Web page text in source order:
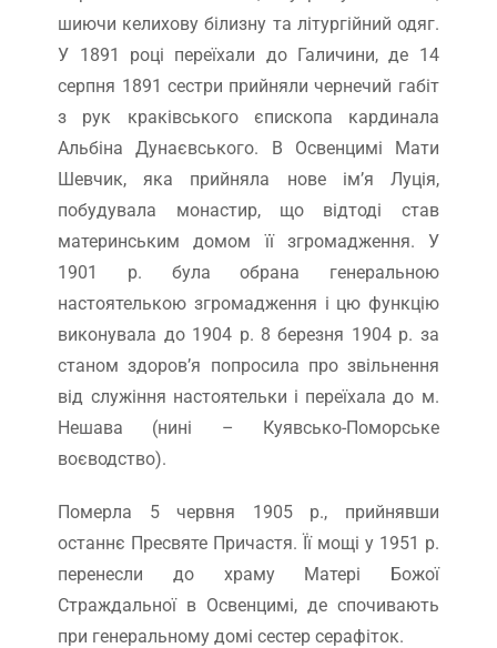
шиючи келихову білизну та літургійний одяг.
У 1891 році переїхали до Галичини, де 14
серпня 1891 сестри прийняли чернечий габіт
з рук краківського єпископа кардинала
Альбіна Дунаєвського. В Освенцимі Мати
Шевчик, яка прийняла нове ім’я Луція,
побудувала монастир, що відтоді став
материнським домом її згромадження. У
1901 р. була обрана генеральною
настоятелькою згромадження і цю функцію
виконувала до 1904 р. 8 березня 1904 р. за
станом здоров’я попросила про звільнення
від служіння настоятельки і переїхала до м.
Нешава (нині – Куявсько-Поморське
воєводство).
Померла 5 червня 1905 р., прийнявши
останнє Пресвяте Причастя. Її мощі у 1951 р.
перенесли до храму Матері Божої
Страждальної в Освенцимі, де спочивають
при генеральному домі сестер серафіток.